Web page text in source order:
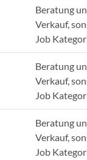
Beratung
Verkauf,
Job
Beratung
Verkauf,
Job
Beratung
Verkauf,
Job